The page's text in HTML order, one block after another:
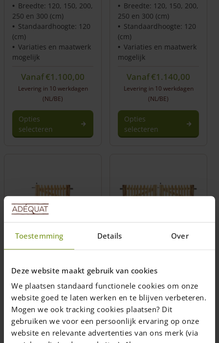
Toestemming Details Over
Deze website maakt gebruik van cookies
We plaatsen standaard functionele cookies om onze
website goed te laten werken en te blijven verbeteren.
Mogen we ook tracking cookies plaatsen? Dit
gebruiken we voor een persoonlijk ervaring op onze
website en relevante advertenties van ons merk (via
Breedte: 120, 150, 200,
250 en 300 (cm)
Standaardhoogte: 120
(cm)
Variaties en maatwerk
mogelijk
Vanaf€1.100,00
Levering in 10 werkdagen
(NL/BE)
Opties
selecteren
Breedte: 120, 150, 200,
250 en 300 (cm)
Standaardhoogte: 120
(cm)
Variaties en maatwerk
mogelijk
Vanaf€1.140,00
Levering in 10 werkdagen
(NL/BE)
Opties
selecteren
Schapenhek poort
kastanje enkel 50 cm
Breedte: 80, 100, 120,
150, 180, 200 en 250
(cm)
Maatwerk mogelijk
Vanaf €220,00
Schapenhek poort
150, 180, 200 en 250
(cm)
Variaties en maatwerk
mogelijk
Vanaf€410,00